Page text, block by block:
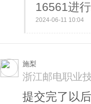
16561进
2024-06-11 10:04
施梨
浙江邮电职业
提交完了以